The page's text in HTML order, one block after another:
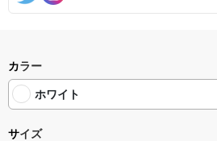
カラー
ホワイト
サイズ